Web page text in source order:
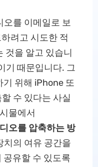
를 이메일로 보
려고 시도한 적
것을 알고 있습니
기 때문입니다. 그
기 위해 iPhone 또
수 있다는 사실
물에서
오를 압축하는 방
의 여유 공간을
공유할 수 있도록